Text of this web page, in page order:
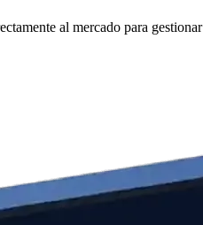
al mercado para